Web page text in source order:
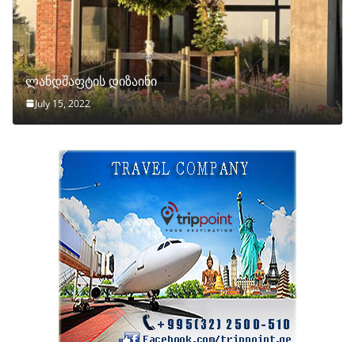
ლანდშაფტის დიზაინი
July 15, 2022